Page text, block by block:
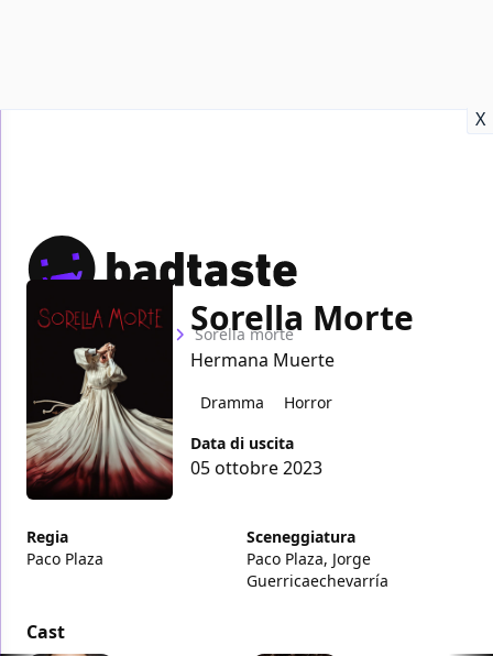
X
Home Film Sorella morte
Sorella Morte
Hermana Muerte
Dramma
Horror
Data di uscita
05 ottobre 2023
Regia
Paco Plaza
Sceneggiatura
Paco Plaza, Jorge
Guerricaechevarría
Cast